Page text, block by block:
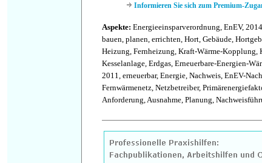
Informieren Sie sich zum Premium-
Aspekte: Energieeinsparverordnung, EnEV,
bauen, planen, errichten, Hort, Gebäude,
Heizung, Fernheizung, Kraft-Wärme-Kopplung,
Kesselanlage, Erdgas, Erneuerbare-Energien-
2011, erneuerbar, Energie, Nachweis, EnEV-
Fernwärmenetz, Netzbetreiber,
Anforderung, Ausnahme, Planung,